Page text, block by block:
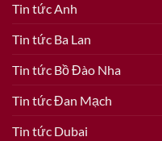
Tin tức Anh
Tin tức Ba Lan
Tin tức Bồ Đào Nha
Tin tức Đan Mạch
Tin tức Dubai